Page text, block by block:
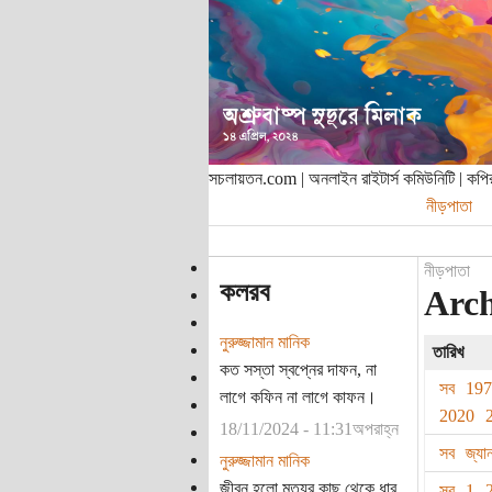
সচলায়তন.com | অনলাইন রাইটার্স কমিউনিটি |
নীড়পাতা
কলরব
নুরুজ্জামান মানিক
কত সস্তা স্বপ্নের দাফন, না
লাগে কফিন না লাগে কাফন।
18/11/2024 - 11:31অপরাহ্ন
নুরুজ্জামান মানিক
জীবন হলো মৃত্যুর কাছ থেকে ধার
নীড়পাতা
তারিখ
সব
2020
সব